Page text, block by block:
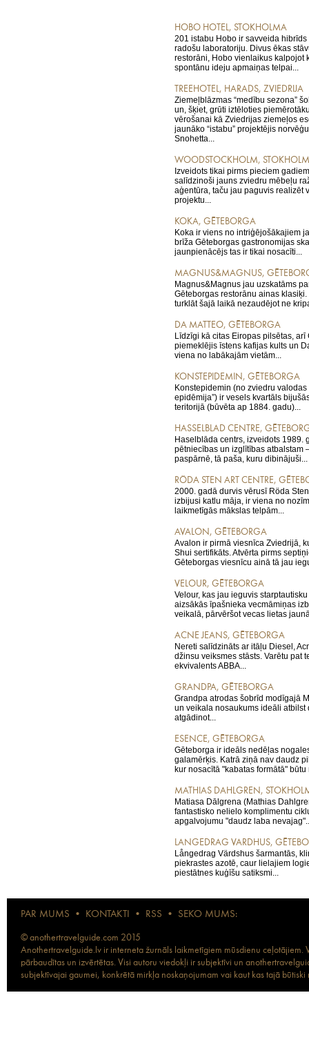
HOBO HOTEL, STOKHOLMA
201 istabu Hobo ir savveida
radošu laboratoriju. Divus ēkas
restorāni, Hobo vienlaikus kalpojot
spontānu ideju apmaiņas telpai...
TREEHOTEL, HARADS, ZVIEDRIJA
Ziemeļblāzmas “medību sezona”
un, šķiet, grūti iztēloties
vērošanai kā Zviedrijas ziemeļos
jaunāko “istabu” projektējis
Snohetta...
WOODSTOCKHOLM,
Izveidots tikai pirms pieciem
salīdzinoši jauns zviedru mēbeļu
aģentūra, taču jau paguvis realizēt
projektu...
KOKA, GĒTEBORGA
Koka ir viens no intriģējošākajiem
brīža Gēteborgas gastronomijas
jaunpienācējs tas ir tikai nosacīti...
MAGNUS&MAGNUS,
Magnus&Magnus jau uzskatāms
Gēteborgas restorānu ainas
turklāt šajā laikā nezaudējot ne
DA MATTEO, GĒTEBORGA
Līdzīgi kā citas Eiropas pilsētas, arī
piemeklējis īstens kafijas kults un
viena no labākajām vietām...
KONSTEPIDEMIN, GĒTEBORGA
Konstepidemin (no zviedru valodas
epidēmija”) ir vesels kvartāls
teritorijā (būvēta ap 1884. gadu)...
HASSELBLAD CENTRE,
Haselblāda centrs, izveidots 1989.
pētniecības un izglītības atbalstam
paspārnē, tā paša, kuru dibinājuši...
RÖDA STEN ART CENTRE,
2000. gadā durvis vērusī Röda
izbijusi katlu māja, ir viena no
laikmetīgās mākslas telpām...
AVALON, GĒTEBORGA
Avalon ir pirmā viesnīca Zviedrijā,
Shui sertifikāts. Atvērta pirms
Gēteborgas viesnīcu ainā tā jau
VELOUR, GĒTEBORGA
Velour, kas jau ieguvis
aizsākās īpašnieka vecmāmiņas
veikalā, pārvēršot vecas lietas
ACNE JEANS, GĒTEBORGA
Nereti salīdzināts ar itāļu Diesel,
džinsu veiksmes stāsts. Varētu pat
ekvivalents ABBA...
GRANDPA, GĒTEBORGA
Grandpa atrodas šobrīd modīgajā
un veikala nosaukums ideāli atbilst
atgādinot...
ESENCE, GĒTEBORGA
Gēteborga ir ideāls nedēļas
galamērķis. Katrā ziņā nav daudz
kur nosacītā "kabatas formātā" būtu
MATHIAS DAHLGREN,
Matiasa Dālgrena (Mathias
fantastisko nelielo komplimentu
apgalvojumu "daudz laba
LANGEDRAG VARDHUS,
Långedrag Värdshus šarmantās,
piekrastes azotē, caur lielajiem
piestātnes kuģīšu satiksmi...
PAR MUMS • KONTAKTI • RSS • SEKO MUMS:
© anothertravelguide.com 2015
Anothertravelguide.lv ir interneta žurnāls laikmetīgiem mūsdienu
pārbaudītas un izvērtētas. Visi autoru viedokļi ir subjektīvi un
subjektīvajai gaumei, konkrētā mirkļa noskaņojumam vai kaut kas tajā